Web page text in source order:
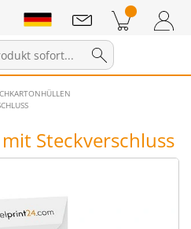
Zum Warenkorb
Steckverschluss